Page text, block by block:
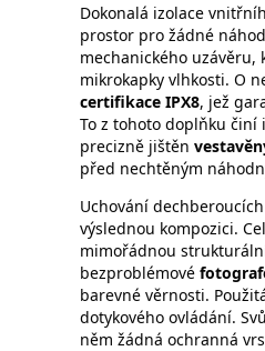
Dokonalá izolace
prostor pro žádné
mechanického uzávěru,
mikrokapky vlhkosti. O
certifikace IPX8, jež
To z tohoto doplňku
precizně jištěn
před nechtěným
Uchování
výslednou kompozici.
mimořádnou
bezproblémové
barevné věrnosti.
dotykového ovládání.
něm žádná ochranná